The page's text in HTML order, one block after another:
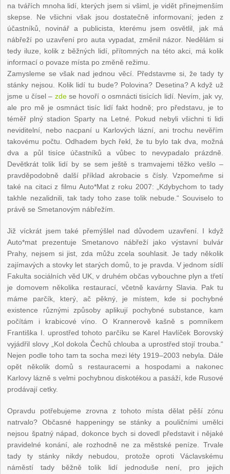
na tvářích mnoha lidí, kterých jsem si všiml, je vidět přinejmenším
skepse. Ne všichni však jsou dostatečně informovaní; jeden z
účastníků, novinář a publicista, kterému jsem osvětlil, jak má
nábřeží po uzavření pro auta vypadat, změnil názor. Nedělám si
tedy iluze, kolik z běžných lidí, přítomných na této akci, má kolik
informací o povaze místa po změně režimu.
Zamysleme se však nad jednou věcí. Představme si, že tady ty
stánky nejsou. Kolik lidí tu bude? Polovina? Desetina? A když už
jsme u čísel – zdese hovoří o osmnácti tisících lidí. Nevím, jak vy,
ale pro mě je osmnáct tisíc lidí fakt hodně; pro představu, je to
téměř plný stadion Sparty na Letné. Pokud nebyli všichni ti lidi
neviditelní, nebo nacpaní u Karlových lázní, ani trochu nevěřím
takovému počtu. Odhadem bych řekl, že tu bylo tak dva, možná
dva a půl tisíce účastníků a vůbec to nevypadalo prázdně.
Devětkrát tolik lidí by se sem ještě s tramvajemi těžko vešlo –
pravděpodobně další příklad akrobacie s čísly. Vzpomeňme si
také na citaci z filmu Auto*Mat z roku 2007: „Kdybychom to tady
takhle nezalidnili, tak tady toho zase tolik nebude.“ Souviselo to
právě se Smetanovým nábřežím.
Již víckrát jsem také přemýšlel nad důvodem uzavření. I když
Auto*mat prezentuje Smetanovo nábřeží jako výstavní bulvár
Prahy, nejsem si jist, zda můžu zcela souhlasit. Je tady několik
zajímavých a stovky let starých domů, to je pravda. V jednom sídlí
Fakulta sociálních věd UK, v druhém občas vybouchne plyn a třetí
je domovem několika restaurací, včetně kavárny Slavia. Pak tu
máme parčík, který, ač pěkný, je místem, kde si pochybné
existence různými způsoby aplikují pochybné substance, kam
počítám i krabicové víno. O Krannerově kašně s pomníkem
Františka I. uprostřed tohoto parčíku se Karel Havlíček Borovský
vyjádřil slovy „Kol dokola Čechů chlouba a uprostřed stojí trouba.“
Nejen podle toho tam ta socha mezi léty 1919–2003 nebyla. Dále
opět několik domů s restauracemi a hospodami a nakonec
Karlovy lázně s velmi pochybnou diskotékou a pasáží, kde Rusové
prodávají cetky.
Opravdu potřebujeme zrovna z tohoto místa dělat pěší zónu
natrvalo? Občasné happeningy se stánky a pouličními umělci
nejsou špatný nápad, dokonce bych si dovedl představit i nějaké
pravidelné konání, ale rozhodně ne za městské peníze. Trvale
tady ty stánky nikdy nebudou, protože oproti Václavskému
náměstí tady běžně tolik lidí jednoduše není, pro jejich